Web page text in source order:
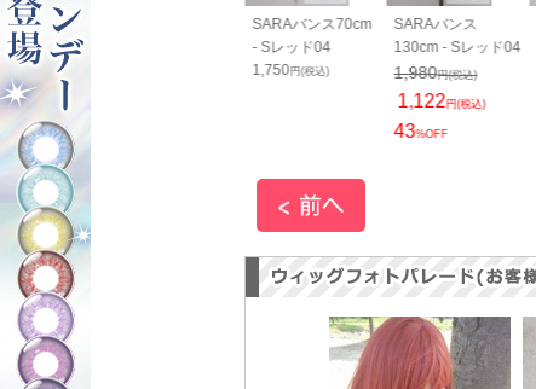
SARAバンス70cm
- Sレッド04
1,750 円(税込)
SARAバンス
130cm - Sレッド04
1,980円(税込)
1,122円(税込)
43%OFF